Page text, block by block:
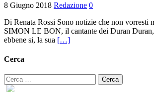
8 Giugno 2018 Redazione 0
Di Renata Rossi Sono notizie che non vorresti
SIMON LE BON, il cantante dei Duran
ebbene si, la sua […]
Cerca
Ricerca
per: